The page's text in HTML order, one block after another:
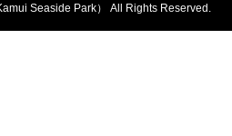
Seaside Park） All Rights Reserved.